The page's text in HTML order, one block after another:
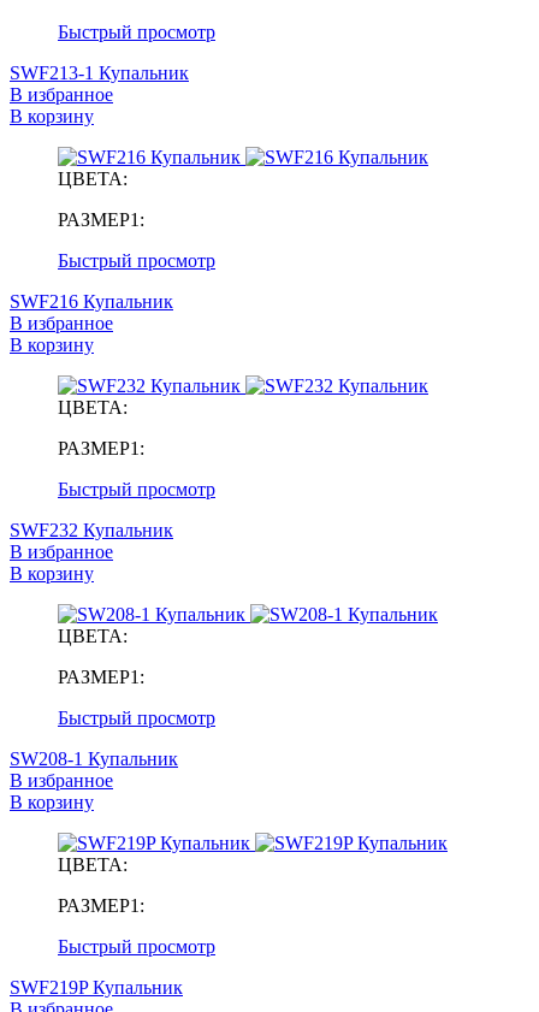
Быстрый просмотр
SWF213-1 Купальник
В избранное
В корзину
ЦВЕТА:
РАЗМЕР1:
Быстрый просмотр
SWF216 Купальник
В избранное
В корзину
ЦВЕТА:
РАЗМЕР1:
Быстрый просмотр
SWF232 Купальник
В избранное
В корзину
ЦВЕТА:
РАЗМЕР1:
Быстрый просмотр
SW208-1 Купальник
В избранное
В корзину
ЦВЕТА:
РАЗМЕР1:
Быстрый просмотр
SWF219P Купальник